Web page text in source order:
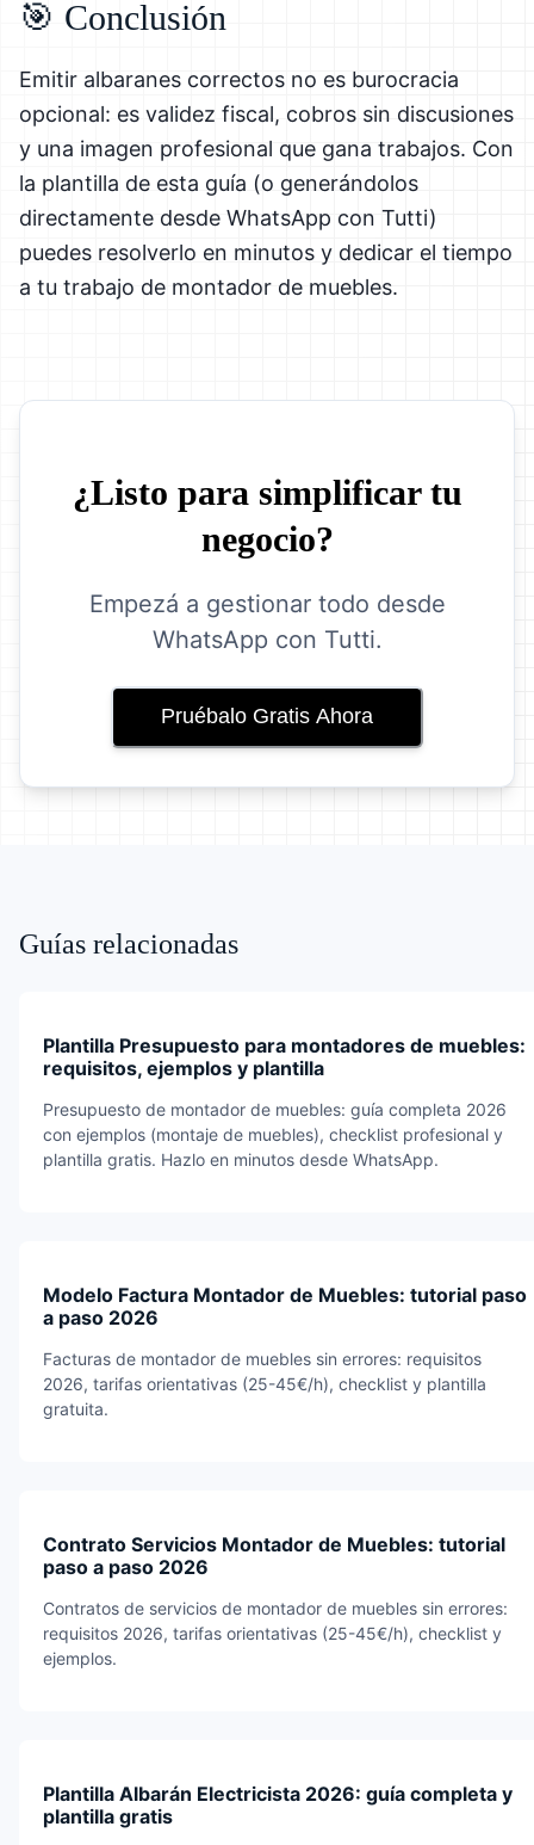
🎯 Conclusión
Emitir albaranes correctos no es burocracia
opcional: es validez fiscal, cobros sin discusiones
y una imagen profesional que gana trabajos. Con
la plantilla de esta guía (o generándolos
directamente desde WhatsApp con Tutti)
puedes resolverlo en minutos y dedicar el tiempo
a tu trabajo de montador de muebles.
¿Listo para simplificar tu
negocio?
Empezá a gestionar todo desde
WhatsApp con Tutti.
Pruébalo Gratis Ahora
Guías relacionadas
Plantilla Presupuesto para montadores de muebles:
requisitos, ejemplos y plantilla
Presupuesto de montador de muebles: guía completa 2026
con ejemplos (montaje de muebles), checklist profesional y
plantilla gratis. Hazlo en minutos desde WhatsApp.
Modelo Factura Montador de Muebles: tutorial paso
a paso 2026
Facturas de montador de muebles sin errores: requisitos
2026, tarifas orientativas (25-45€/h), checklist y plantilla
gratuita.
Contrato Servicios Montador de Muebles: tutorial
paso a paso 2026
Contratos de servicios de montador de muebles sin errores:
requisitos 2026, tarifas orientativas (25-45€/h), checklist y
ejemplos.
Plantilla Albarán Electricista 2026: guía completa y
plantilla gratis